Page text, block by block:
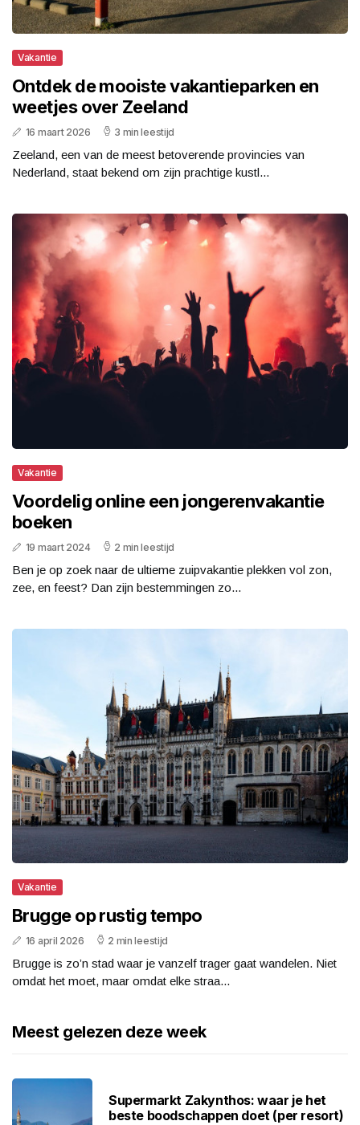
Vakantie
Ontdek de mooiste vakantieparken en
weetjes over Zeeland
16 maart 2026 3 min leestijd
Zeeland, een van de meest betoverende provincies van
Nederland, staat bekend om zijn prachtige kustl...
Vakantie
Voordelig online een jongerenvakantie
boeken
19 maart 2024 2 min leestijd
Ben je op zoek naar de ultieme zuipvakantie plekken vol zon,
zee, en feest? Dan zijn bestemmingen zo...
Vakantie
Brugge op rustig tempo
16 april 2026 2 min leestijd
Brugge is zo’n stad waar je vanzelf trager gaat wandelen. Niet
omdat het moet, maar omdat elke straa...
Meest gelezen deze week
Supermarkt Zakynthos: waar je het
beste boodschappen doet (per resort)